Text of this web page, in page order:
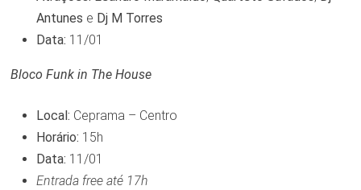
Antunes e Dj M Torres
Data: 11/01
Bloco Funk in The House
Local: Ceprama – Centro
Horário: 15h
Data: 11/01
Entrada free até 17h